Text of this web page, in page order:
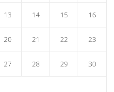
13 14 15 16
20 21 22 23
27 28 29 30